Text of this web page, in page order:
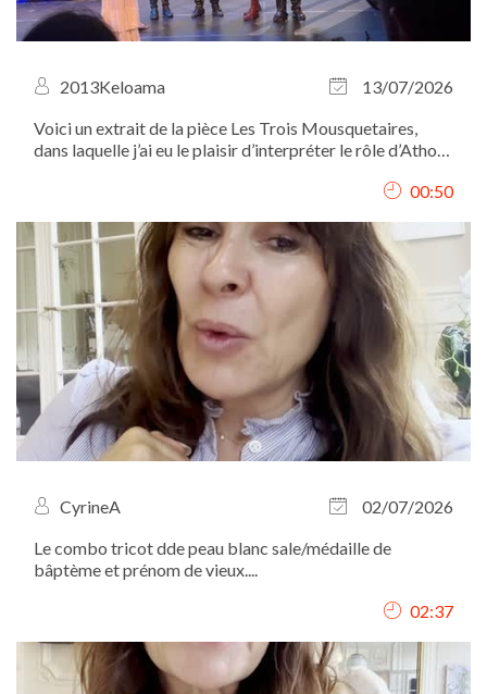
2013Keloama
13/07/2026
Voici un extrait de la pièce Les Trois Mousquetaires,
dans laquelle j’ai eu le plaisir d’interpréter le rôle d’Athos.
00:50
CyrineA
02/07/2026
Le combo tricot dde peau blanc sale/médaille de
bâptème et prénom de vieux....
02:37